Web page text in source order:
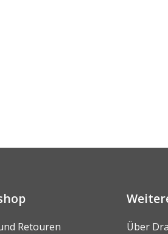
Retouren
Über